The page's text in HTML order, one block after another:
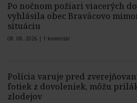
Po nočnom požiari viacerých
vyhlásila obec Braväcovo
situáciu
08. 08. 2026 | 1 komentár
Polícia varuje pred
fotiek z dovoleniek, môžu
zlodejov